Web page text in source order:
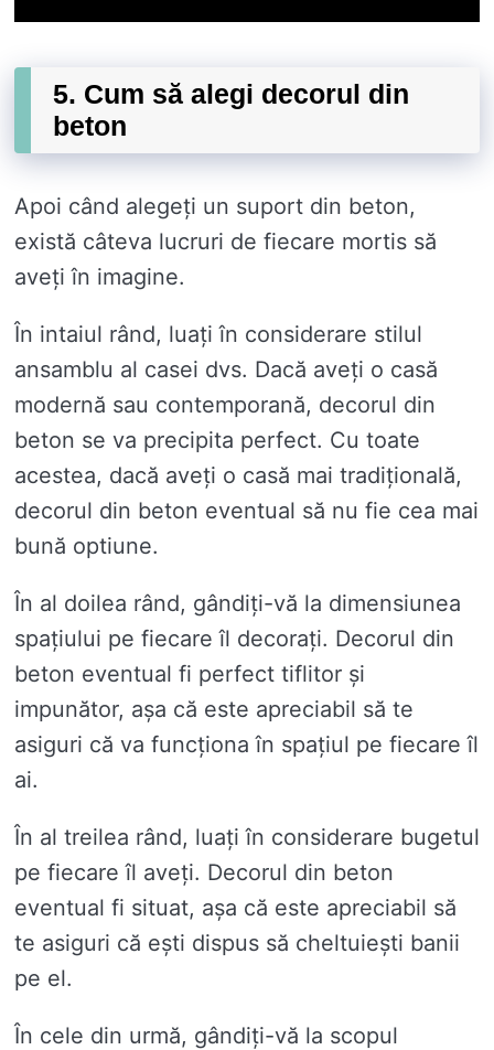
5. Cum să alegi decorul din
beton
Apoi când alegeți un suport din beton,
există câteva lucruri de fiecare mortis să
aveți în imagine.
În intaiul rând, luați în considerare stilul
ansamblu al casei dvs. Dacă aveți o casă
modernă sau contemporană, decorul din
beton se va precipita perfect. Cu toate
acestea, dacă aveți o casă mai tradițională,
decorul din beton eventual să nu fie cea mai
bună optiune.
În al doilea rând, gândiți-vă la dimensiunea
spațiului pe fiecare îl decorați. Decorul din
beton eventual fi perfect tiflitor și
impunător, așa că este apreciabil să te
asiguri că va funcționa în spațiul pe fiecare îl
ai.
În al treilea rând, luați în considerare bugetul
pe fiecare îl aveți. Decorul din beton
eventual fi situat, așa că este apreciabil să
te asiguri că ești dispus să cheltuiești banii
pe el.
În cele din urmă, gândiți-vă la scopul